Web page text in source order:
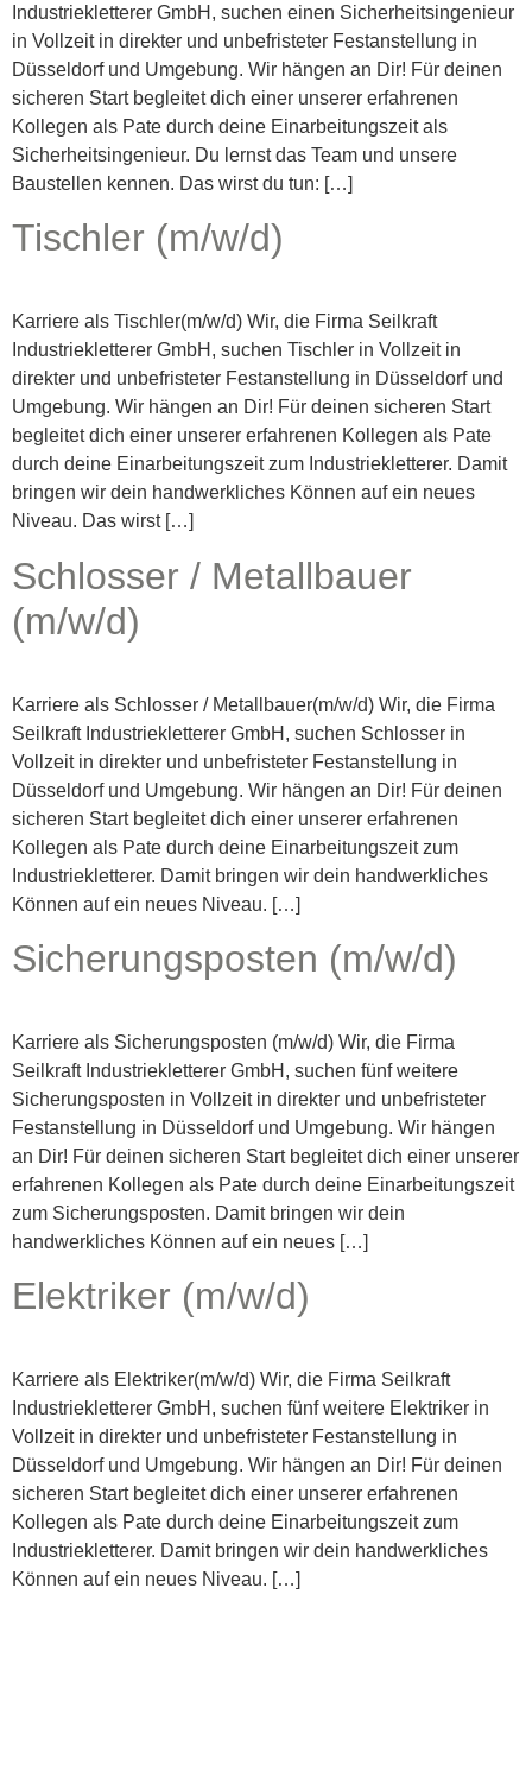
Industriekletterer GmbH, suchen einen Sicherheitsingenieur
in Vollzeit in direkter und unbefristeter Festanstellung in
Düsseldorf und Umgebung. Wir hängen an Dir! Für deinen
sicheren Start begleitet dich einer unserer erfahrenen
Kollegen als Pate durch deine Einarbeitungszeit als
Sicherheitsingenieur. Du lernst das Team und unsere
Baustellen kennen. Das wirst du tun: […]
Tischler (m/w/d)
Karriere als Tischler(m/w/d) Wir, die Firma Seilkraft
Industriekletterer GmbH, suchen Tischler in Vollzeit in
direkter und unbefristeter Festanstellung in Düsseldorf und
Umgebung. Wir hängen an Dir! Für deinen sicheren Start
begleitet dich einer unserer erfahrenen Kollegen als Pate
durch deine Einarbeitungszeit zum Industriekletterer. Damit
bringen wir dein handwerkliches Können auf ein neues
Niveau. Das wirst […]
Schlosser / Metallbauer
(m/w/d)
Karriere als Schlosser / Metallbauer(m/w/d) Wir, die Firma
Seilkraft Industriekletterer GmbH, suchen Schlosser in
Vollzeit in direkter und unbefristeter Festanstellung in
Düsseldorf und Umgebung. Wir hängen an Dir! Für deinen
sicheren Start begleitet dich einer unserer erfahrenen
Kollegen als Pate durch deine Einarbeitungszeit zum
Industriekletterer. Damit bringen wir dein handwerkliches
Können auf ein neues Niveau. […]
Sicherungsposten (m/w/d)
Karriere als Sicherungsposten (m/w/d) Wir, die Firma
Seilkraft Industriekletterer GmbH, suchen fünf weitere
Sicherungsposten in Vollzeit in direkter und unbefristeter
Festanstellung in Düsseldorf und Umgebung. Wir hängen
an Dir! Für deinen sicheren Start begleitet dich einer unserer
erfahrenen Kollegen als Pate durch deine Einarbeitungszeit
zum Sicherungsposten. Damit bringen wir dein
handwerkliches Können auf ein neues […]
Elektriker (m/w/d)
Karriere als Elektriker(m/w/d) Wir, die Firma Seilkraft
Industriekletterer GmbH, suchen fünf weitere Elektriker in
Vollzeit in direkter und unbefristeter Festanstellung in
Düsseldorf und Umgebung. Wir hängen an Dir! Für deinen
sicheren Start begleitet dich einer unserer erfahrenen
Kollegen als Pate durch deine Einarbeitungszeit zum
Industriekletterer. Damit bringen wir dein handwerkliches
Können auf ein neues Niveau. […]